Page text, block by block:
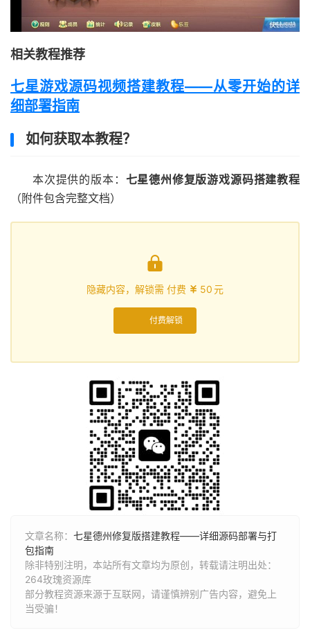
相关教程推荐
七星游戏源码视频搭建教程——从零开始的详
细部署指南
如何获取本教程？
本次提供的版本： 七星德州修复版游戏源码搭建教程
（附件包含完整文档）

隐藏内容，解锁需 付费  50元
付费解锁
文章名称： 七星德州修复版搭建教程——详细源码部署与打
包指南
除非特别注明，本站所有文章均为原创，转载请注明出处：
264玫瑰资源库
部分教程资源来源于互联网，请谨慎辨别广告内容，避免上
当受骗！